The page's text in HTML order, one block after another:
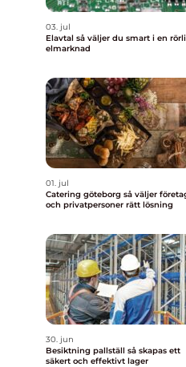
03. jul
Elavtal så väljer du smart i en rörlig
elmarknad
01. jul
Catering göteborg så väljer företag
och privatpersoner rätt lösning
30. jun
Besiktning pallställ så skapas ett
säkert och effektivt lager